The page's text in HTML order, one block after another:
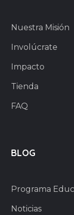
Nuestra Misión
Involúcrate
Impacto
Tienda
FAQ
BLOG
Programa
Noticias